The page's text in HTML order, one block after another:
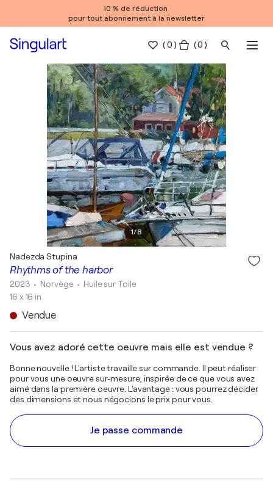
10 % de réduction
pour tout abonnement à la newsletter
(0 ) ( 0 )
1/8
Rhythms of the harbor
Nadezda Stupina
2023 • Norvège • Huile sur Toile
16 x 16 in
Vendue
Vous avez adoré cette oeuvre mais elle est vendue ?
Bonne nouvelle ! L'artiste travaille sur commande. Il peut réaliser
pour vous une oeuvre sur-mesure, inspirée de ce que vous avez
aimé dans la première oeuvre. L'avantage : vous pourrez décider
des dimensions et nous négocions le prix pour vous.
Je passe commande